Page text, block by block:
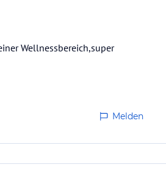
Wellnessbereich,super
Melden